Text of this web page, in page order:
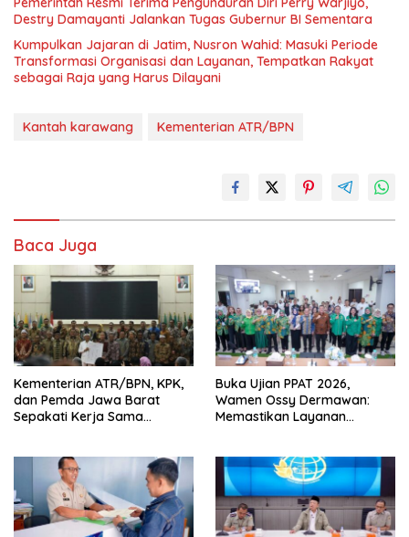
Destry Damayanti Jalankan Tugas Gubernur BI Sementara
Kumpulkan Jajaran di Jatim, Nusron Wahid: Masuki Periode
Transformasi Organisasi dan Layanan, Tempatkan Rakyat
sebagai Raja yang Harus Dilayani
Kantah karawang Kementerian ATR/BPN
Baca Juga
Kementerian ATR/BPN, KPK,
dan Pemda Jawa Barat
Sepakati Kerja Sama
Buka Ujian PPAT 2026,
Wamen Ossy Dermawan:
Memastikan Layanan
Berintegritas